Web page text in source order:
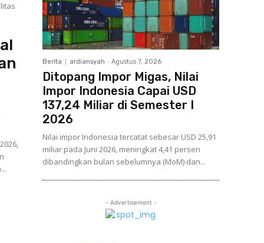
Berita ardiansyah - Agustus 7, 2026
Ditopang Impor Migas, Nilai
Impor Indonesia Capai USD
137,24 Miliar di Semester I
2026
Nilai impor Indonesia tercatat sebesar USD 25,91
miliar pada Juni 2026, meningkat 4,41 persen
dibandingkan bulan sebelumnya (MoM) dan...
- Advertisement -